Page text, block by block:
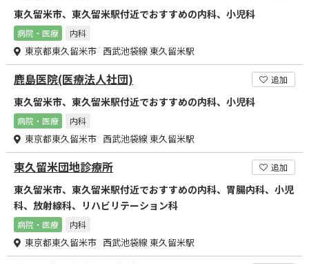
東久留米市、東久留米駅付近でおすすめの内科、小児科
病院・医療 内科
東京都東久留米市 西武池袋線 東久留米駅
鹿島医院(医療法人社団) 追加
東久留米市、東久留米駅付近でおすすめの内科、小児科
病院・医療 内科
東京都東久留米市 西武池袋線 東久留米駅
東久留米団地診療所 追加
東久留米市、東久留米駅付近でおすすめの内科、胃腸内科、小児
科、放射線科、リハビリテーション科
病院・医療 内科
東京都東久留米市 西武池袋線 東久留米駅